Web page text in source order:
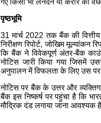
गए किसी भी लेनदेन या करार की
पृष्ठभूमि
31 मार्च 2022 तक बैंक की वित्तीय
निरीक्षण रिपोर्ट, जोखिम
कि बैंक ने विवेकपूर्ण अंतर-बैंक
नोटिस जारी किया गया जिसमें
अनुपालन में विफलता के लिए उस पर
नोटिस पर बैंक के उत्तर और
बैंक इस निष्कर्ष पर पहुंचा है कि
मौद्रिक दंड लगाया जाना आवश्यक